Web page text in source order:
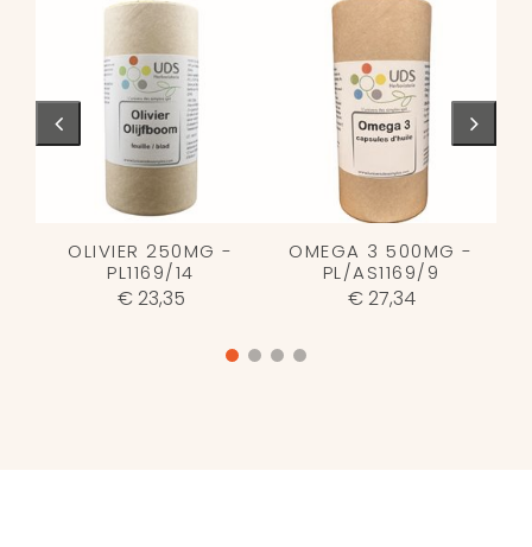
OLIVIER 250MG -
PL1169/14
€ 23,35
OMEGA 3 500MG -
PL/AS1169/9
€ 27,34